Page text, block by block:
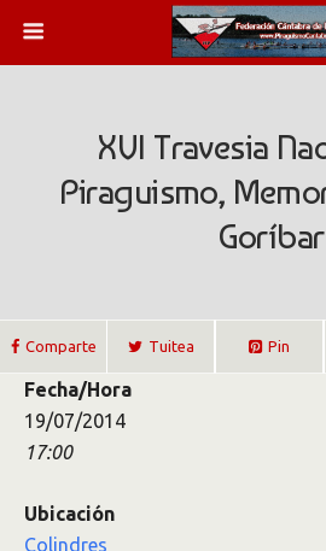
XVI Travesia
Piraguismo,
Goríbar
Comparte Tuitea Pin
Fecha/Hora
19/07/2014
17:00
Ubicación
Colindres